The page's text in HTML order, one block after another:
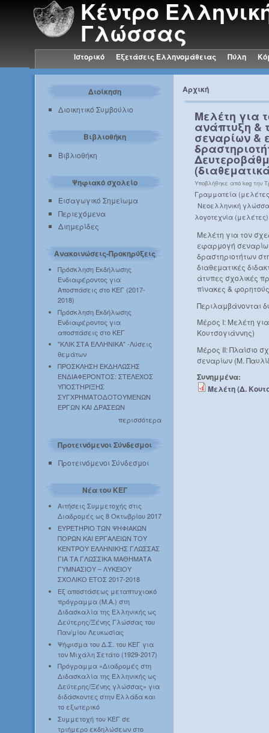
Κέντρο
Γλώσσας
Ιστορικό Εξετάσεις Ελληνομάθειας Πύλη
Διοίκηση
Διοικητικό Συμβούλιο
Βιβλιοθήκη
Βιβλιοθήκη
Ψηφιακό σχολείο
Εισαγωγικό Σημείωμα
Περιεχόμενα
Διημερίδες
Ανακοινώσεις-Προκηρύξεις
Πρόσκληση Εκδήλωσης
Ενδιαφέροντος για
Αποσπάσεις στο ΚΕΓ (2017-
2018)
Πρόσκληση Εκδήλωσης
Ενδιαφέροντος για
αποσπάσεις στο ΚΕΓ
"ΚΛΙΚ ΣΤΑ ΕΛΛΗΝΙΚΑ" -Λύσεις
θεμάτων
ΠΡΟΣΚΛΗΣΗ ΕΚΔΗΛΩΣΗΣ
ΕΝΔΙΑΦΕΡΟΝΤΟΣ: ΣΤΕΛΕΧΟΣ
ΥΠΟΣΤΗΡΙΞΗΣ
ΣΥΓΧΡΗΜΑΤΟΔΟΤΟΥΜΕΝΩΝ
ΕΡΓΩΝ ΚΑΙ ΔΡΑΣΕΩΝ
περισσότερα
Προτεινόμενοι Σύνδεσμοι
Προτεινόμενοι Σύνδεσμοι
Νέα του ΚΕΓ
Αιτήσεις Συμμετοχής στις
Διαδρομές ως 8 Οκτωβρίου 2017
ΕΥΡΕΤΗΡΙΟ ΤΩΝ ΨΗΦΙΑΚΩΝ
ΠΟΡΩΝ ΚΑΙ ΕΡΓΑΛΕΙΩΝ ΤΟΥ
ΚΕΝΤΡΟΥ ΕΛΛΗΝΙΚΗΣ ΓΛΩΣΣΑΣ
ΓΙΑ ΤΑ ΓΛΩΣΣΙΚΑ ΜΑΘΗΜΑΤΑ
ΓΥΜΝΑΣΙΟΥ – ΛΥΚΕΙΟΥ
ΣΧΟΛΙΚΟ ΕΤΟΣ 2017-2018
Εξ αποστάσεως μεταπτυχιακό
πρόγραμμα (Μ.Α.) στη
Διδασκαλία της Ελληνικής ως
Δεύτερης/Ξένης Γλώσσας του
Παν/μίου Λευκωσίας
Ψήφισμα του Δ.Σ. του ΚΕΓ για
τον Μιχάλη Σετάτο (1929-2017)
Πρόγραμμα «Διαδρομές στη
Διδασκαλία της Ελληνικής ως
Δεύτερης/Ξένης γλώσσας» για
διδάσκοντες στην Ελλάδα και
το εξωτερικό
Συμμετοχή του ΚΕΓ σε
τριήμερο εκδηλώσεων στο
Αρχική
Μελέτη για
ανάπτυξη &
σεναρίων &
Υποβλήθηκε από keg την
Γραμματεία
Νεοελληνική
λογοτεχνία (μελέτες)
Μελέτη για τον
εφαρμογή
δραστηριοτήτων
διαθεματικές
άτυπες σχολικές
πίνακες &
Περιλαμβάνονται
Μέρος Ι: Μελέτη
Κουτσογιάννης)
Μέρος ΙΙ: Πλαίσιο
σεναρίων (Μ.
Συνημμένα:
Μελέτη (Δ.